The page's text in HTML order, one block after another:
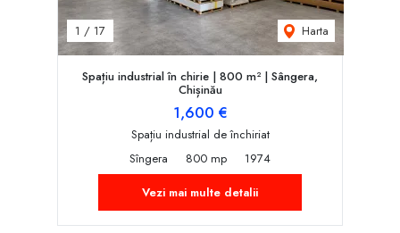
1 / 17 Harta
Spațiu industrial în chirie | 800 m² | Sângera,
Chișinău
1,600 €
Spațiu industrial de închiriat
Sîngera
800 mp
1974
Vezi mai multe detalii